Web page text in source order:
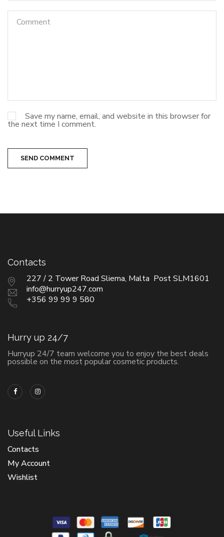
Save my name, email, and website in this browser for
the next time I comment.
SEND COMMENT
Contacts
227 / 2 Tower Road Sliema, Malta Post SLM1601
info@hurryup247.com
+356 99 99 9 580
Hurry up 24/7
Hurryup 24/7 team welcome you to enjoy the best deals
possible on the most popular cosmetic products.
Useful Links
Contacts
My Account
Wishlist